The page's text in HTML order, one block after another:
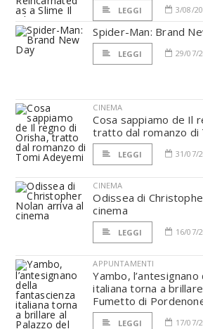
LEGGI 3/08/
Spider-Man: Brand
LEGGI 29/07/
CINEMA
Cosa sappiamo de Il
tratto dal romanzo di
LEGGI 31/07/
CINEMA
Odissea di
cinema
LEGGI 16/07/
APPUNTAMENTI
Yambo,
italiana torna a
Fumetto di
LEGGI 17/07/